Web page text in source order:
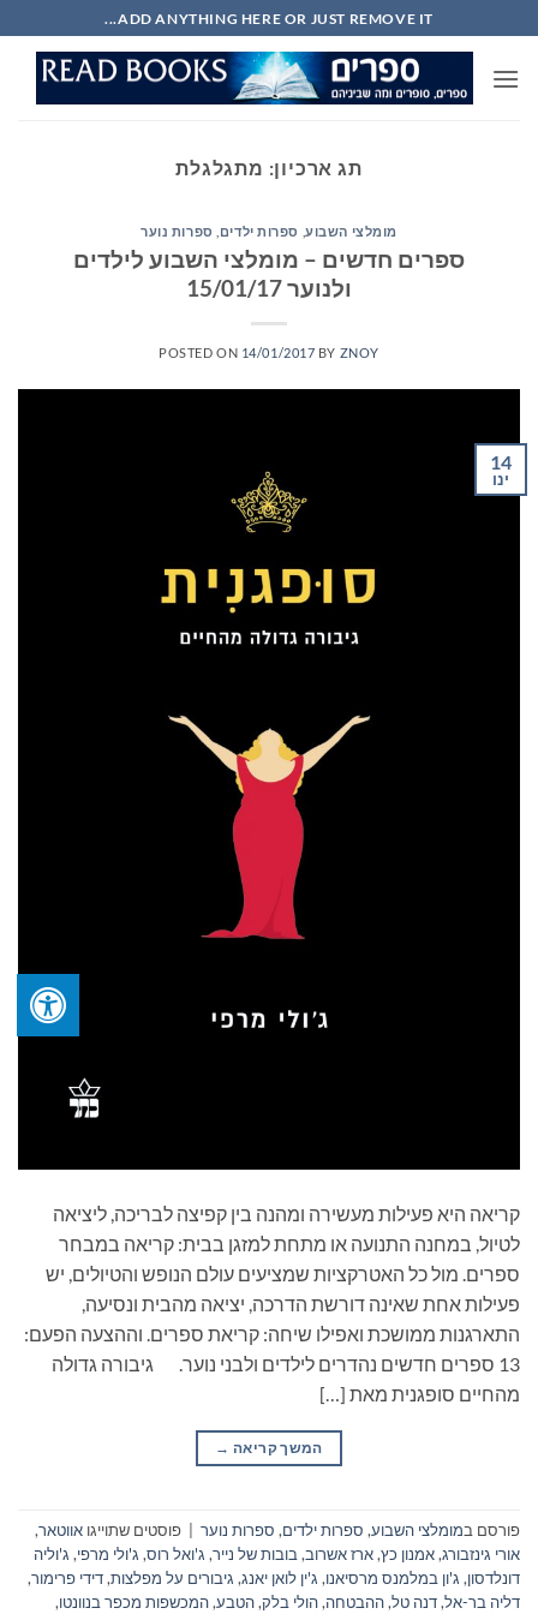
to
content
ADD ANYTHING HERE OR JUST REMOVE IT...
תג ארכיון: מתגלגלת
מומלצי השבוע, ספרות ילדים ספרות נוער
ספרים חדשים – מומלצי השבוע לילדים
ולנוער 15/01/17
POSTED ON 14/01/2017 BY ZNOY
14
ינו
קריאה היא פעילות מעשירה ומהנה בין קפיצה לבריכה, ליציאה
לטיול, במחנה התנועה או מתחת למזגן בבית: קריאה במבחר
ספרים. מול כל האטרקציות שמציעים עולם הנופש והטיולים, יש
פעילות אחת שאינה דורשת הדרכה, יציאה מהבית ונסיעה,
התארגנות ממושכת ואפילו שיחה: קריאת ספרים. וההצעה הפעם:
13 ספרים חדשים נהדרים לילדים ולבני נוער. גיבורה גדולה
מהחיים סופגנית מאת […]
המשך קריאה →
פורסם במומלצי השבוע, ספרות ילדים, ספרות נוער פוסטים שתוייגו אווטאר,
אורי גינזבורג,אמנון כץ,ארז אשרוב,בובות של נייר, ג'ואל רוס, ג'ולי מרפי, ג'וליה
דונלדסון, ג'ון במלמנס מרסיאנו, ג'ין לואן יאנג, גיבורים על מפלצות,דידי פרימור,
דליה בר-אל,דנה טל,ההבטחה,הולי בלק,הטבע,המכשפות מכפר בנוונטו,